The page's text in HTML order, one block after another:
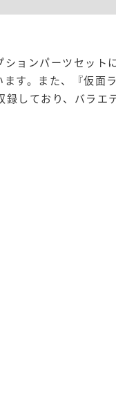
ョンパーツセット
す。また、『仮面
しており、バラエ